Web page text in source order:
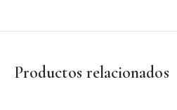
Productos relacionados